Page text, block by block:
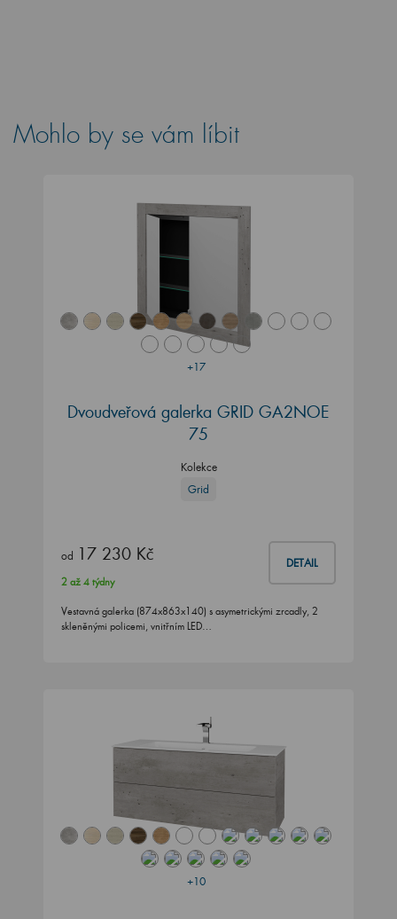
Mohlo by se vám líbit
+17
Dvoudveřová galerka GRID GA2NOE
75
Kolekce
Grid
od 17 230 Kč DETAIL
2 až 4 týdny
Vestavná galerka (874x863x140) s asymetrickými zrcadly, 2
skleněnými policemi, vnitřním LED…
+10